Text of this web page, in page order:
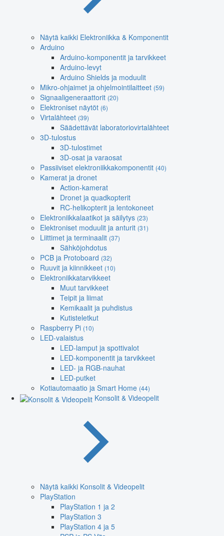
Näytä kaikki Elektroniikka & Komponentit
Arduino
Arduino-komponentit ja tarvikkeet
Arduino-levyt
Arduino Shields ja moduulit
Mikro-ohjaimet ja ohjelmointilaitteet (59)
Signaaligeneraattorit (20)
Elektroniset näytöt (6)
Virtalähteet (39)
Säädettävät laboratoriovirtalähteet
3D-tulostus
3D-tulostimet
3D-osat ja varaosat
Passiiviset elektroniikkakomponentit (40)
Kamerat ja dronet
Action-kamerat
Dronet ja quadkopterit
RC-helikopterit ja lentokoneet
Elektroniikkalaatikot ja säilytys (23)
Elektroniset moduulit ja anturit (31)
Liittimet ja terminaalit (37)
Sähköjohdotus
PCB ja Protoboard (32)
Ruuvit ja kiinnikkeet (10)
Elektroniikkatarvikkeet
Muut tarvikkeet
Teipit ja liimat
Kemikaalit ja puhdistus
Kutisteletkut
Raspberry Pi (10)
LED-valaistus
LED-lamput ja spottivalot
LED-komponentit ja tarvikkeet
LED- ja RGB-nauhat
LED-putket
Kotiautomaatio ja Smart Home (44)
Konsolit & Videopelit
Näytä kaikki Konsolit & Videopelit
PlayStation
PlayStation 1 ja 2
PlayStation 3
PlayStation 4 ja 5